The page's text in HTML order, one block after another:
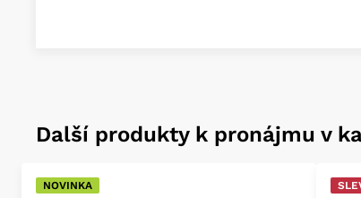
Další produkty k pronájmu v
NOVINKA